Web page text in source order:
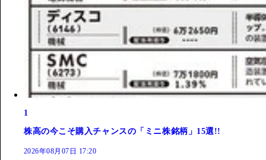
1
株高の今こそ購入チャンスの「ミニ株銘柄」15選!!
2026年08月07日 17:20